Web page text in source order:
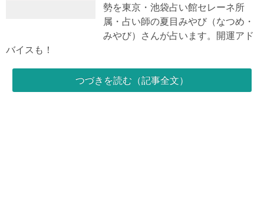
勢を東京・池袋占い館セレーネ所
属・占い師の夏目みやび（なつめ・
みやび）さんが占います。開運アド
バイスも！
つづきを読む（記事全文）